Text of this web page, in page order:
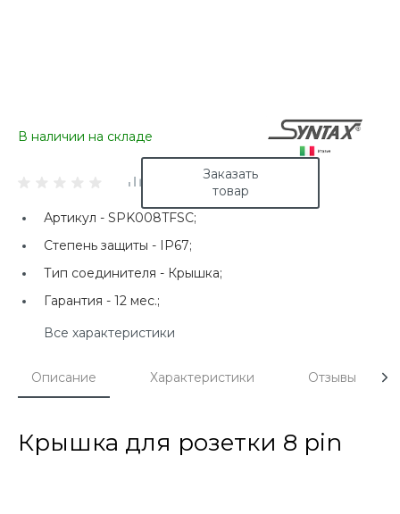
В наличии на складе
Заказать
товар
Артикул - SPK008TFSC;
Степень защиты - IP67;
Тип соединителя - Крышка;
Гарантия - 12 мес.;
Все характеристики
Описание Характеристики Отзывы
Крышка для розетки 8 pin